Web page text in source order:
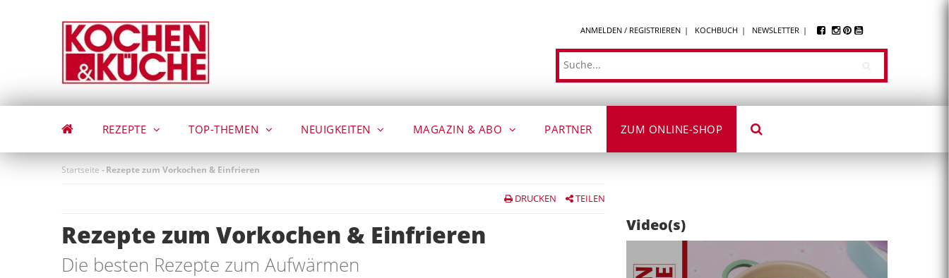
ANMELDEN / REGISTRIEREN KOCHBUCH NEWSLETTER
Suche
REZEPTE TOP-THEMEN NEUIGKEITEN MAGAZIN & ABO PARTNER ZUM ONLINE-SHOP
Startseite -Rezepte zum Vorkochen & Einfrieren
DRUCKEN TEILEN
Rezepte zum Vorkochen & Einfrieren
Die besten Rezepte zum Aufwärmen
Video(s)